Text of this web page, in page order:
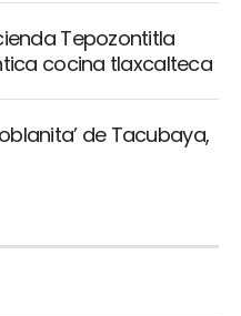
Tepozontitla
cocina tlaxcalteca
de Tacubaya,